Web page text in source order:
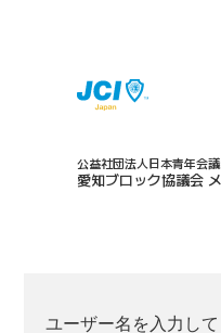
公益社団法人日本青年会
愛知ブロック協議会
ユーザー名を入力し